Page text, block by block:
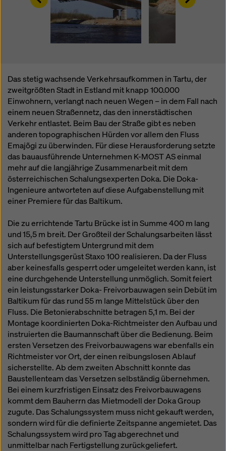
Das stetig wachsende Verkehrsaufkommen in Tartu, der
zweitgrößten Stadt in Estland mit knapp 100.000
Einwohnern, verlangt nach neuen Wegen – in dem Fall nach
einem neuen Straßennetz, das den innerstädtischen
Verkehr entlastet. Beim Bau der Straße gibt es neben
anderen topographischen Hürden vor allem den Fluss
Emajõgi zu überwinden. Für diese Herausforderung setzte
das bauausführende Unternehmen K-MOST AS einmal
mehr auf die langjährige Zusammenarbeit mit dem
österreichischen Schalungsexperten Doka. Die Doka-
Ingenieure antworteten auf diese Aufgabenstellung mit
einer Premiere für das Baltikum.
Die zu errichtende Tartu Brücke ist in Summe 400 m lang
und 15,5 m breit. Der Großteil der Schalungsarbeiten lässt
sich auf befestigtem Untergrund mit dem
Unterstellungsgerüst Staxo 100 realisieren. Da der Fluss
aber keinesfalls gesperrt oder umgeleitet werden kann, ist
eine durchgehende Unterstellung unmöglich. Somit feiert
ein leistungsstarker Doka- Freivorbauwagen sein Debüt im
Baltikum für das rund 55 m lange Mittelstück über den
Fluss. Die Betonierabschnitte betragen 5,1 m. Bei der
Montage koordinierten Doka-Richtmeister den Aufbau und
instruierten die Baumannschaft über die Bedienung. Beim
ersten Versetzen des Freivorbauwagens war ebenfalls ein
Richtmeister vor Ort, der einen reibungslosen Ablauf
sicherstellte. Ab dem zweiten Abschnitt konnte das
Baustellenteam das Versetzen selbständig übernehmen.
Bei einem kurzfristigen Einsatz des Freivorbauwagens
kommt dem Bauherrn das Mietmodell der Doka Group
zugute. Das Schalungssystem muss nicht gekauft werden,
sondern wird für die definierte Zeitspanne angemietet. Das
Schalungssystem wird pro Tag abgerechnet und
unmittelbar nach Fertigstellung zurückgeliefert.
Überwachungszwecken unterliegen und dagegen
keine wirksamen Rechtsbehelfe zur Verfügung
stehen. Sie können alle einwilligungspflichtigen
Cookies ablehnen, indem Sie auf "Ablehnen" klicken
verwenden. Sie können Ihre Einwilligung jederzeit
grundlos mit Wirkung für die Zukunft widerrufen,
indem Sie zB aufCookie Einstellungenam Ende
dieser Website klicken.
Weitere Informationen zu unseren Cookies finden Sie
in unserer Datenschutzerklärung. Wir bieten Ihnen
auch die Möglichkeit, Ihre Cookies auszuwählen
(Erweiterte Cookie-Einstellungen).